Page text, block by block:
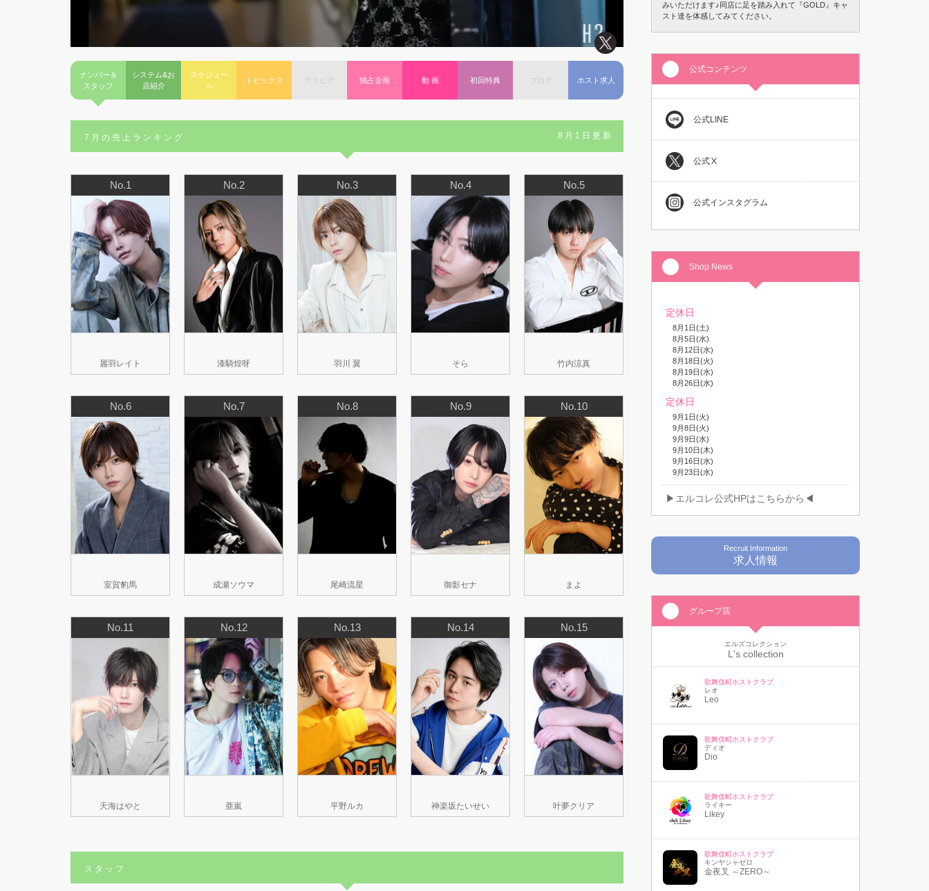
ナンバー＆
スタッフ
システム&お
店紹介
スケジュー
ル
トピックス グラビア 独占企画 動 画 初回特典 ブログ ホスト求人
7月の売上ランキング 8月1日更新
No.1
麗羽レイト
No.2
漆騎煌呀
No.3
羽川 翼
No.4
そら
No.5
竹内涼真
No.6
室賀豹馬
No.7
成瀬ソウマ
No.8
尾崎流星
No.9
御影セナ
No.10
まよ
No.11
天海はやと
No.12
亜嵐
No.13
平野ルカ
No.14
神楽坂たいせい
No.15
叶夢クリア
スタッフ
みいただけます♪同店に足を踏み入れて『GOLD』キャ
スト達を体感してみてください。
公式コンテンツ
公式LINE
公式Ⅹ
公式インスタグラム
Shop News
定休日
8月1日(土)
8月5日(水)
8月12日(水)
8月18日(火)
8月19日(水)
8月26日(水)
定休日
9月1日(火)
9月8日(火)
9月9日(水)
9月10日(木)
9月16日(水)
9月23日(水)
▶エルコレ公式HPはこちらから◀
Recruit Information
求人情報
グループ店
エルズコレクション
L's collection
歌舞伎町ホストクラブ
レオ
Leo
歌舞伎町ホストクラブ
ディオ
Dio
歌舞伎町ホストクラブ
ライキー
Likey
歌舞伎町ホストクラブ
キンヤシャゼロ
金夜叉 ～ZERO～